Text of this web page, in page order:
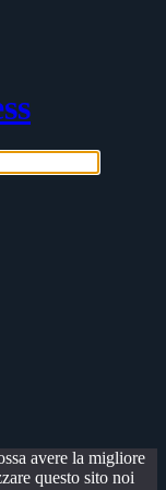
avere la migliore
questo sito noi